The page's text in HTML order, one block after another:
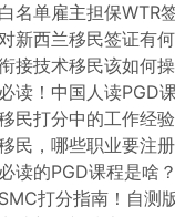
名单雇主担保WTR
新西兰移民签证有何
接技术移民该如何操
民打分中的工作经
民，哪些职业要注册
读的PGD课程是啥
打分指南！自测